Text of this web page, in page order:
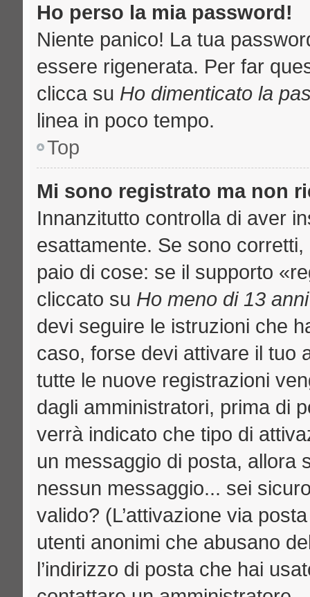
Ho perso la mia password!
Niente panico! La tua
essere rigenerata. Per far
clicca su Ho dimenticato la
linea in poco tempo.
Top
Mi sono registrato ma non
Innanzitutto controlla di aver
esattamente. Se sono
paio di cose: se il supporto
cliccato su Ho meno di 13 anni
devi seguire le istruzioni che
caso, forse devi attivare il tuo
tutte le nuove registrazioni
dagli amministratori, prima di
verrà indicato che tipo di
un messaggio di posta, allora
nessun messaggio... sei
valido? (L’attivazione via
utenti anonimi che abusano
l’indirizzo di posta che hai